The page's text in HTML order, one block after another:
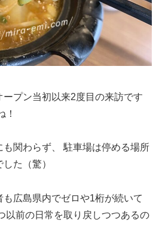
プン当初以来2度目の来訪です
！
関わらず、
駐車場は停める場所
た（驚）
広島県内でゼロや1桁が続いて
以前の日常を取り戻しつつあるの